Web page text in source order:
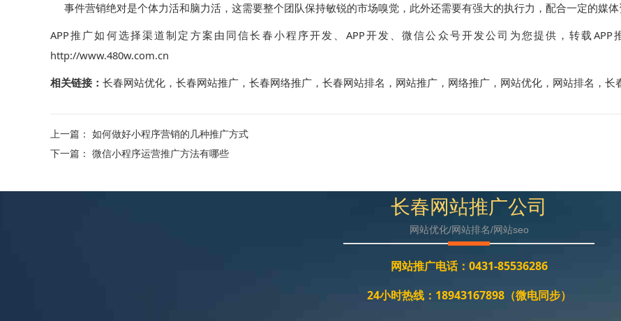
事件营销绝对是个体力活和脑力活，这需要整个团队保持敏锐的市场嗅觉，此外还需要有强大的执行力，配合一定的媒
APP推广如何选择渠道制定方案由同信长春小程序开发、APP开发、微信公众号开发公司为您提供，转载
http://www.480w.com.cn
相关链接： 长春网站优化 ， 长春网站推广 ， 长春网络推广 ， 长春网站排名 ， 网站推广 ， 网络推广 ， 网站优化 ， 网站排名 ， 长
上一篇： 如何做好小程序营销的几种推广方式
下一篇： 微信小程序运营推广方法有哪些
长春网站推广公司
网站优化/网站排名/网站seo
网站推广电话：0431-85536286
24小时热线：18943167898（微电同步）